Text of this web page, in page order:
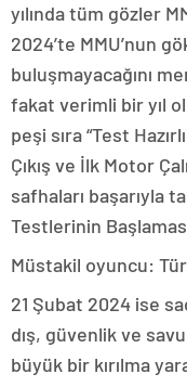
yılında tüm gözler
2024’te MMU’nun
buluşmayacağını
fakat verimli bir yıl
peşi sıra “Test
Çıkış ve İlk Motor
safhaları başarıyla
Testlerinin
Müstakil oyuncu:
21 Şubat 2024 ise
dış, güvenlik ve
büyük bir kırılma